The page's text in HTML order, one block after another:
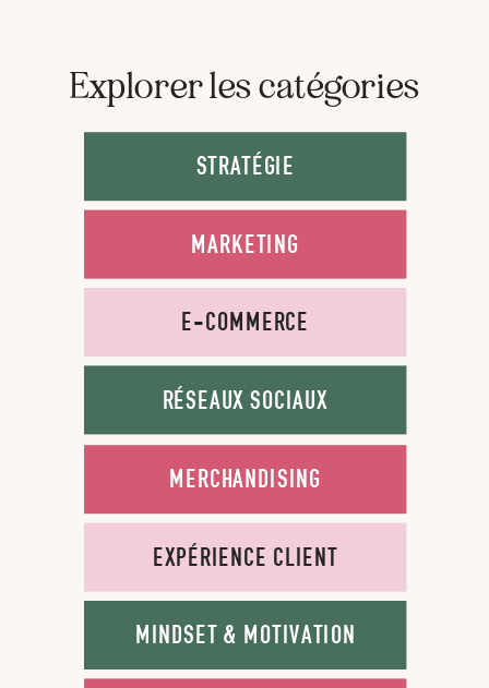
STRATÉGIE
MARKETING
E-COMMERCE
RÉSEAUX SOCIAUX
MERCHANDISING
MINDSET & MOTIVATION
EXPÉRIENCE CLIENT
Explorer les catégories